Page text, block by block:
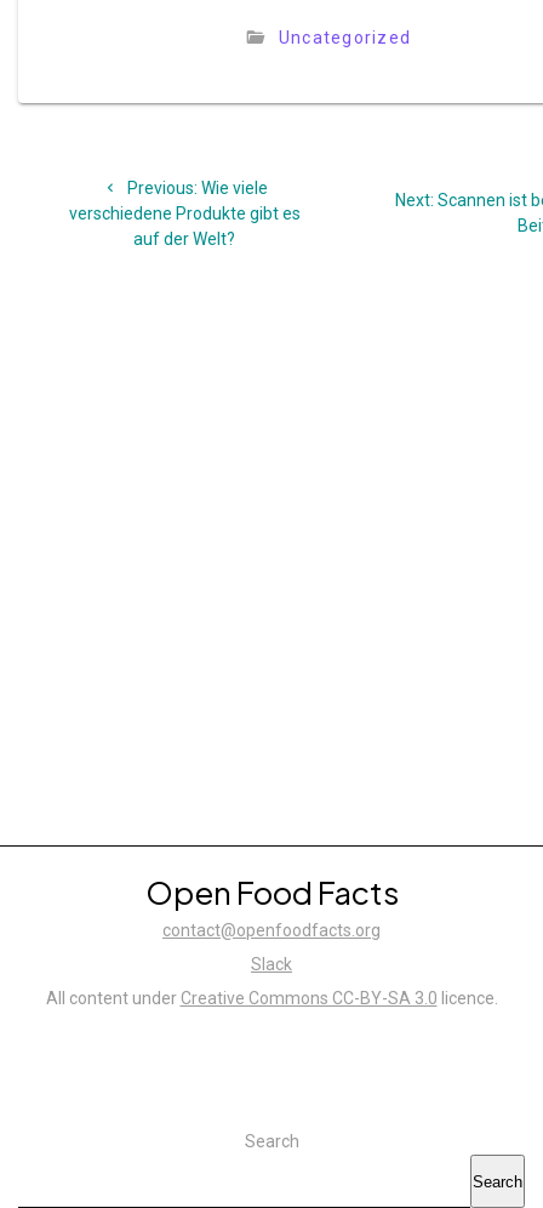
Uncategorized
Previous: Previous
post:
Wie viele
verschiedene Produkte gibt es
auf der Welt?
Next: Next
Scannen ist
Open Food Facts
contact@openfoodfacts.org
Slack
All content under Creative Commons CC-BY-SA 3.0 licence.
Search
Search